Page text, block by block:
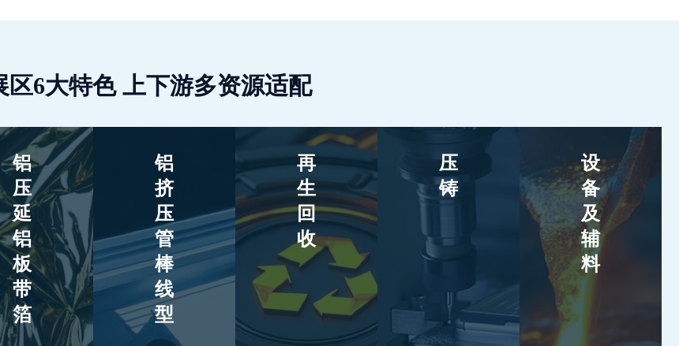
区6大特色 上下游多资源适配
铝
压
延
铝
板
带
箔
铝
挤
压
管
棒
线
型
再
生
回
收
压
铸
设
备
及
辅
料